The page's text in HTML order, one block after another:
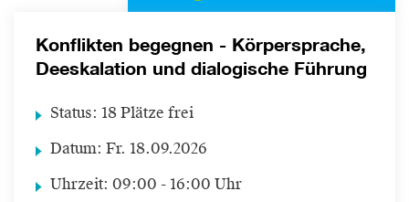
Konflikten begegnen - Körpersprache,
Deeskalation und dialogische Führung
Status: 18 Plätze frei
Datum: Fr. 18.09.2026
Uhrzeit: 09:00 - 16:00 Uhr